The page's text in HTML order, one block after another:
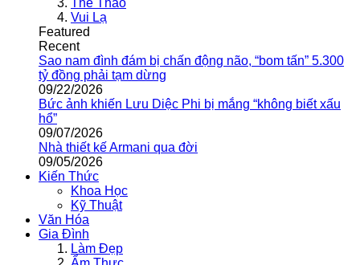
Thể Thao
Vui Lạ
Featured
Recent
Sao nam đình đám bị chấn động não, “bom tấn” 5.300
tỷ đồng phải tạm dừng
09/22/2026
Bức ảnh khiến Lưu Diệc Phi bị mắng “không biết xấu
hổ”
09/07/2026
Nhà thiết kế Armani qua đời
09/05/2026
Kiến Thức
Khoa Học
Kỹ Thuật
Văn Hóa
Gia Đình
Làm Đẹp